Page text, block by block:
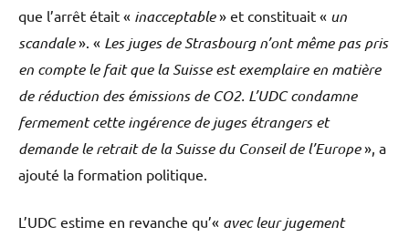
que l’arrêt était « inacceptable» et constituait « un
scandale». « Les juges de Strasbourg n’ont même pas pris
en compte le fait que la Suisse est exemplaire en matière
de réduction des émissions de CO2. L’UDC condamne
fermement cette ingérence de juges étrangers et
demande le retrait de la Suisse du Conseil de l’Europe», a
ajouté la formation politique.
L’UDC estime en revanche qu’« avec leur jugement